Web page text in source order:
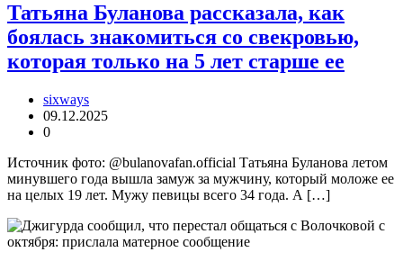
Татьяна Буланова рассказала, как
боялась знакомиться со свекровью,
которая только на 5 лет старше ее
sixways
09.12.2025
0
Источник фото: @bulanovafan.official Татьяна Буланова летом
минувшего года вышла замуж за мужчину, который моложе ее
на целых 19 лет. Мужу певицы всего 34 года. А […]